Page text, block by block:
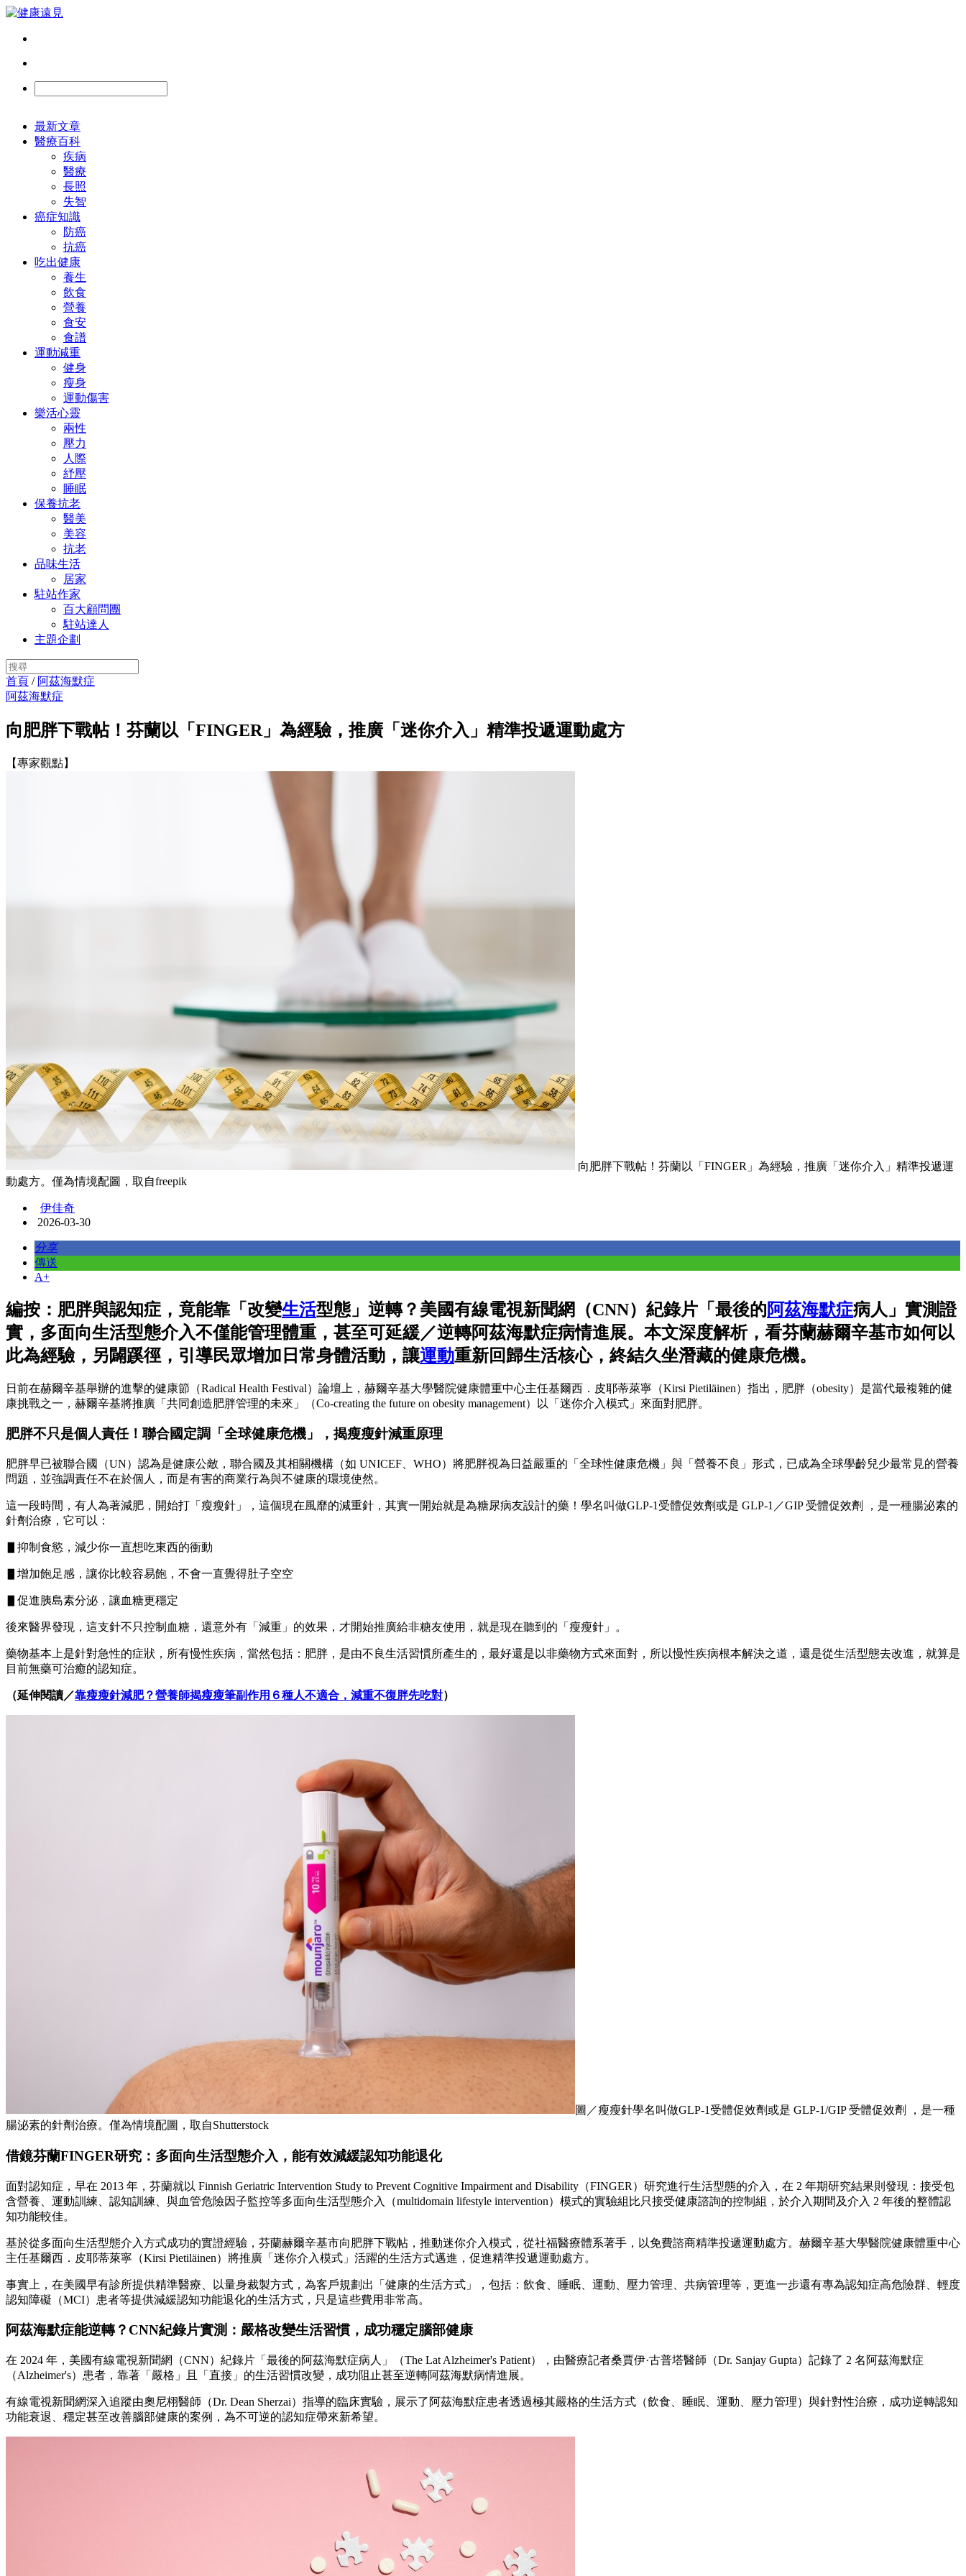
最新文章
醫療百科
疾病
醫療
長照
失智
癌症知識
防癌
抗癌
吃出健康
養生
飲食
營養
食安
食譜
運動減重
健身
瘦身
運動傷害
樂活心靈
兩性
壓力
人際
紓壓
睡眠
保養抗老
醫美
美容
抗老
品味生活
居家
駐站作家
百大顧問團
駐站達人
主題企劃
首頁 / 阿茲海默症
阿茲海默症
向肥胖下戰帖！芬蘭以「FINGER」為經驗，推廣「迷你介入」精準投遞運動處方
【專家觀點】
向肥胖下戰帖！芬蘭以「FINGER」為經驗，推廣「迷你介入」精準投遞運
動處方。僅為情境配圖，取自freepik
伊佳奇
2026-03-30
分享
傳送
A+
編按：肥胖與認知症，竟能靠「改變生活型態」逆轉？美國有線電視新聞網（CNN）紀錄片「最後的阿茲海默症病人」實測證
實，多面向生活型態介入不僅能管理體重，甚至可延緩／逆轉阿茲海默症病情進展。本文深度解析，看芬蘭赫爾辛基市如何以
此為經驗，另闢蹊徑，引導民眾增加日常身體活動，讓運動重新回歸生活核心，終結久坐潛藏的健康危機。
日前在赫爾辛基舉辦的進擊的健康節（Radical Health Festival）論壇上，赫爾辛基大學醫院健康體重中心主任基爾西．皮耶蒂萊寧（Kirsi Pietiläinen）指出，肥胖（obesity）是當代最複雜的健
康挑戰之一，赫爾辛基將推廣「共同創造肥胖管理的未來」（Co-creating the future on obesity management）以「迷你介入模式」來面對肥胖。
肥胖不只是個人責任！聯合國定調「全球健康危機」，揭瘦瘦針減重原理
肥胖早已被聯合國（UN）認為是健康公敵，聯合國及其相關機構（如 UNICEF、WHO）將肥胖視為日益嚴重的「全球性健康危機」與「營養不良」形式，已成為全球學齡兒少最常見的營養
問題，並強調責任不在於個人，而是有害的商業行為與不健康的環境使然。
這一段時間，有人為著減肥，開始打「瘦瘦針」，這個現在風靡的減重針，其實一開始就是為糖尿病友設計的藥！學名叫做GLP-1受體促效劑或是 GLP-1／GIP 受體促效劑 ，是一種腸泌素的
針劑治療，它可以：
▋抑制食慾，減少你一直想吃東西的衝動
▋增加飽足感，讓你比較容易飽，不會一直覺得肚子空空
▋促進胰島素分泌，讓血糖更穩定
後來醫界發現，這支針不只控制血糖，還意外有「減重」的效果，才開始推廣給非糖友使用，就是現在聽到的「瘦瘦針」。
藥物基本上是針對急性的症狀，所有慢性疾病，當然包括：肥胖，是由不良生活習慣所產生的，最好還是以非藥物方式來面對，所以慢性疾病根本解決之道，還是從生活型態去改進，就算是
目前無藥可治癒的認知症。
（延伸閱讀／靠瘦瘦針減肥？營養師揭瘦瘦筆副作用６種人不適合，減重不復胖先吃對）
圖／瘦瘦針學名叫做GLP-1受體促效劑或是 GLP-1/GIP 受體促效劑 ，是一種
腸泌素的針劑治療。僅為情境配圖，取自Shutterstock
借鏡芬蘭FINGER研究：多面向生活型態介入，能有效減緩認知功能退化
面對認知症，早在 2013 年，芬蘭就以 Finnish Geriatric Intervention Study to Prevent Cognitive Impairment and Disability（FINGER）研究進行生活型態的介入，在 2 年期研究結果則發現：接受包
含營養、運動訓練、認知訓練、與血管危險因子監控等多面向生活型態介入（multidomain lifestyle intervention）模式的實驗組比只接受健康諮詢的控制組，於介入期間及介入 2 年後的整體認
知功能較佳。
基於從多面向生活型態介入方式成功的實證經驗，芬蘭赫爾辛基市向肥胖下戰帖，推動迷你介入模式，從社福醫療體系著手，以免費諮商精準投遞運動處方。赫爾辛基大學醫院健康體重中心
主任基爾西．皮耶蒂萊寧（Kirsi Pietiläinen）將推廣「迷你介入模式」活躍的生活方式邁進，促進精準投遞運動處方。
事實上，在美國早有診所提供精準醫療、以量身裁製方式，為客戶規劃出「健康的生活方式」，包括：飲食、睡眠、運動、壓力管理、共病管理等，更進一步還有專為認知症高危險群、輕度
認知障礙（MCI）患者等提供減緩認知功能退化的生活方式，只是這些費用非常高。
阿茲海默症能逆轉？CNN紀錄片實測：嚴格改變生活習慣，成功穩定腦部健康
在 2024 年，美國有線電視新聞網（CNN）紀錄片「最後的阿茲海默症病人」（The Lat Alzheimer's Patient），由醫療記者桑賈伊·古普塔醫師（Dr. Sanjay Gupta）記錄了 2 名阿茲海默症
（Alzheimer's）患者，靠著「嚴格」且「直接」的生活習慣改變，成功阻止甚至逆轉阿茲海默病情進展。
有線電視新聞網深入追蹤由奧尼栩醫師（Dr. Dean Sherzai）指導的臨床實驗，展示了阿茲海默症患者透過極其嚴格的生活方式（飲食、睡眠、運動、壓力管理）與針對性治療，成功逆轉認知
功能衰退、穩定甚至改善腦部健康的案例，為不可逆的認知症帶來新希望。